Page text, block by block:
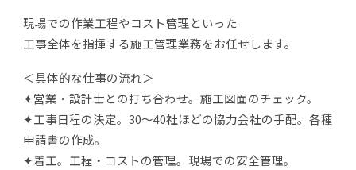
現場での作業工程やコスト管理といった
工事全体を指揮する施工管理業務をお任せします。
＜具体的な仕事の流れ＞
✦営業・設計士との打ち合わせ。施工図面のチェック。
✦工事日程の決定。30～40社ほどの協力会社の手配。各種
申請書の作成。
✦着工。工程・コストの管理。現場での安全管理。